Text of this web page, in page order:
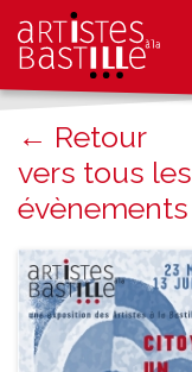
← Retour
vers tous les
évènements